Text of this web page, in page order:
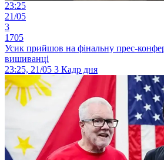
23:25
21/05
3
1705
Усик прийшов на фінальну прес-
вишиванці
23:25, 21/05 3 Кадр дня